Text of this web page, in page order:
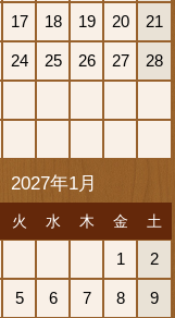
17 18 19 20 21
24 25 26 27 28
2027年1月
火 水 木 金 土
1 2
5 6 7 8 9